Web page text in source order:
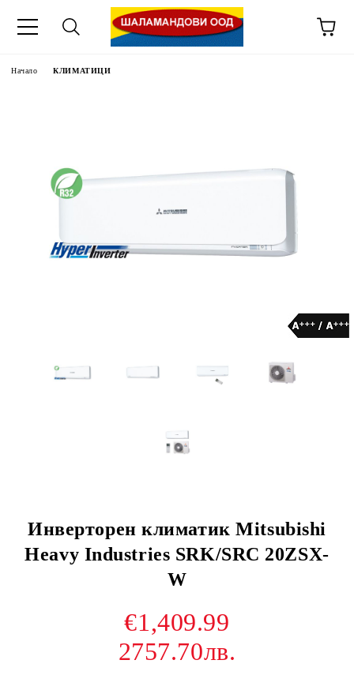
Начало КЛИМАТИЦИ
Инверторен климатик Mitsubishi
Heavy Industries SRK/SRC 20ZSX-
W
€1,409.99
2757.70лв.